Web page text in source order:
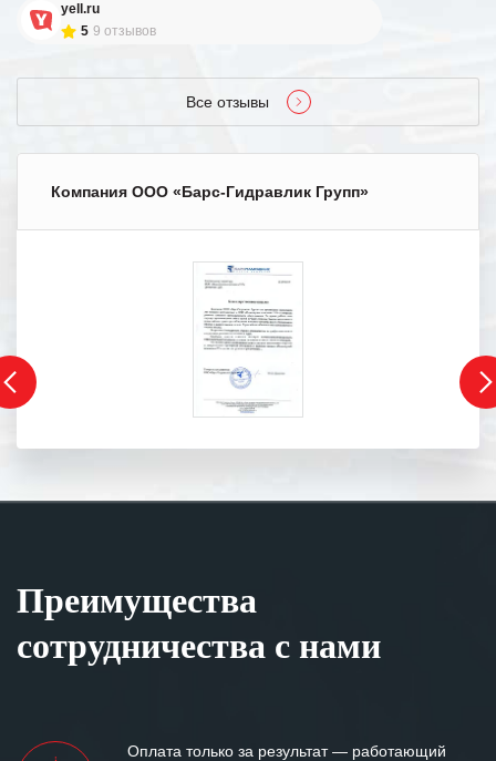
yell.ru
5 9 отзывов
Все отзывы
Компания ООО «Барс-Гидравлик Групп»
Преимущества
сотрудничества с нами
Оплата только за результат — работающий